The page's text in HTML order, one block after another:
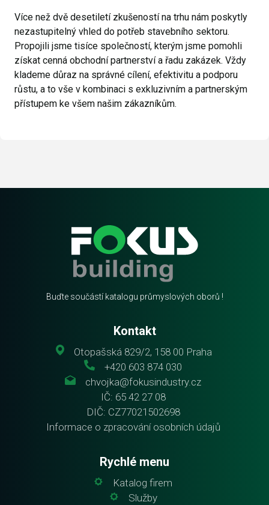
Více než dvě desetiletí zkušeností na trhu nám poskytly
nezastupitelný vhled do potřeb stavebního sektoru.
Propojili jsme tisíce společností, kterým jsme pomohli
získat cenná obchodní partnerství a řadu zakázek. Vždy
klademe důraz na správné cílení, efektivitu a podporu
růstu, a to vše v kombinaci s exkluzivním a partnerským
přístupem ke všem našim zákazníkům.
Buďte součástí katalogu průmyslových oborů !
Kontakt
Otopašská 829/2, 158 00 Praha
+420 603 874 030
chvojka@fokusindustry.cz
IČ: 65 42 27 08
DIČ: CZ77021502698
Informace o zpracování osobních údajů
Rychlé menu
Katalog firem
Služby